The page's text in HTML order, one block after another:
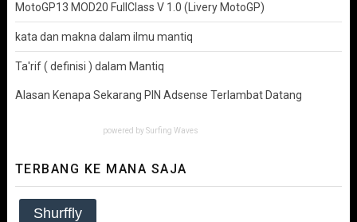
MotoGP13 MOD20 FullClass V 1.0 (Livery MotoGP)
kata dan makna dalam ilmu mantiq
Ta'rif ( definisi ) dalam Mantiq
Alasan Kenapa Sekarang PIN Adsense Terlambat Datang
powered by Surfing Waves
TERBANG KE MANA SAJA
Shurffly